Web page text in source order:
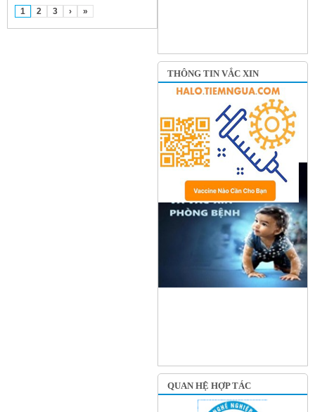
1 2 3 › »
THÔNG TIN VẮC XIN
QUAN HỆ HỢP TÁC